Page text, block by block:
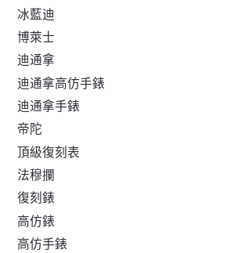
冰藍迪
博萊士
迪通拿
迪通拿高仿手錶
迪通拿手錶
帝陀
頂級復刻表
法穆攔
復刻錶
高仿錶
高仿手錶